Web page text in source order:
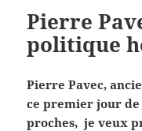
Pierre
politique
Pierre Pavec,
ce premier jour de
proches, je veux